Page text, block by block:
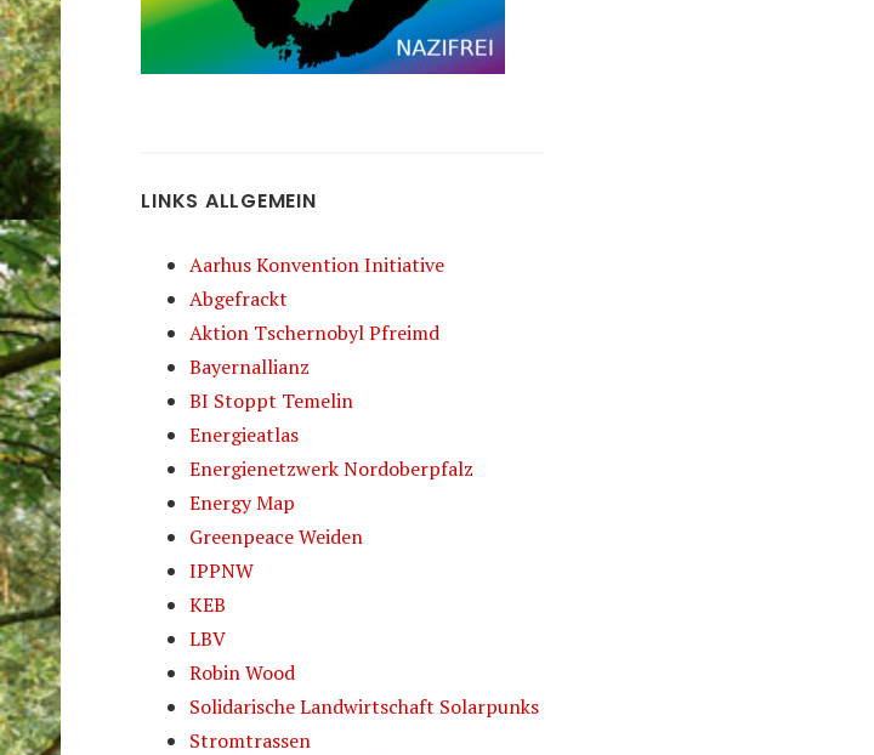
LINKS ALLGEMEIN
Aarhus Konvention Initiative
Abgefrackt
Aktion Tschernobyl Pfreimd
Bayernallianz
BI Stoppt Temelin
Energieatlas
Energienetzwerk Nordoberpfalz
Energy Map
Greenpeace Weiden
IPPNW
KEB
LBV
Robin Wood
Solidarische Landwirtschaft Solarpunks
Stromtrassen